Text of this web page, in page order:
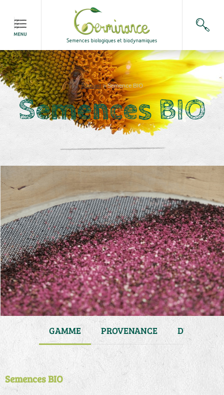
Accueil>Semence BIO
Semences BIO
GAMME PROVENANCE DURÉE DE
Semences BIO